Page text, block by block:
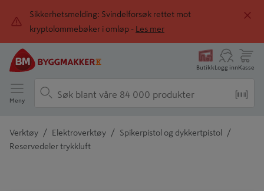
Sikkerhetsmelding: Svindelforsøk rettet mot
kryptolommebøker i omløp -
Les mer
ButikkLogg innKasse
Meny
Verktøy / Elektroverktøy / Spikerpistol og dykkertpistol /
Reservedeler trykkluft